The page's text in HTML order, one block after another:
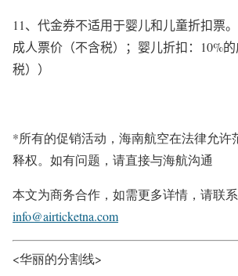
11、代金券不适用于婴儿和儿童折扣票
成人票价（不含税）；婴儿折扣： 10%
税））
*所有的促销活动，海南航空在法律允许
释权。如有问题，请直接与海航沟通
本文为商务合作，如需更多详情，请联
info@airticketna.com
<华丽的分割线>